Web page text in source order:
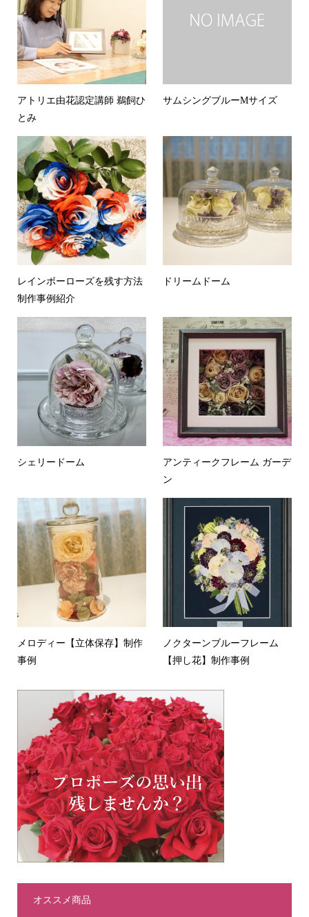
アトリエ由花認定講師 鵜飼ひ
とみ
サムシングブルーMサイズ
レインボーローズを残す方法
制作事例紹介
ドリームドーム
シェリードーム
アンティークフレーム ガーデ
ン
メロディー【立体保存】制作
事例
ノクターンブルーフレーム
【押し花】制作事例
オススメ商品